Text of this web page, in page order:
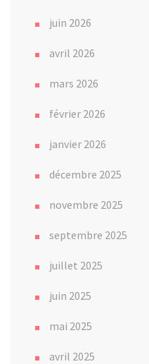
juin 2026
avril 2026
mars 2026
février 2026
janvier 2026
décembre 2025
novembre 2025
septembre 2025
juillet 2025
juin 2025
mai 2025
avril 2025